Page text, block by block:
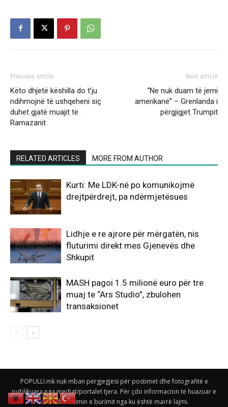
Previous article
Këto dhjetë këshilla do t’ju
ndihmojnë të ushqeheni siç
duhet gjatë muajit të
Ramazanit
Next article
“Ne nuk duam të jemi
amerikanë” – Grenlanda i
përgjigjet Trumpit
RELATED ARTICLES MORE FROM AUTHOR
Kurti: Me LDK-në po komunikojmë
drejtpërdrejt, pa ndërmjetësues
Lidhje e re ajrore për mërgatën, nis
fluturimi direkt mes Gjenevës dhe
Shkupit
MASH pagoi 1.5 milionë euro për tre
muaj te “Ars Studio”, zbulohen
transaksionet
POPULLI.mk nuk mban përgjegjësi për postimet dhe fotografitë e
publikuara nga mediat/portalet tjera. Për çdo informacion të huazuar e
keni edhe citimin e burimit nga ku është marrë lajmi.